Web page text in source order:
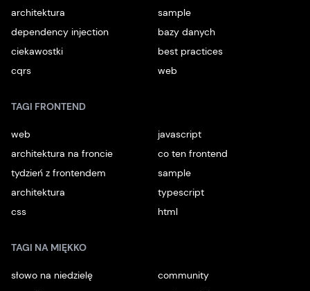
architektura
sample
dependency injection
bazy danych
ciekawostki
best practices
cqrs
web
TAGI FRONTEND
web
javascript
architektura na froncie
co ten frontend
tydzień z frontendem
sample
architektura
typescript
css
html
TAGI NA MIĘKKO
słowo na niedzielę
community